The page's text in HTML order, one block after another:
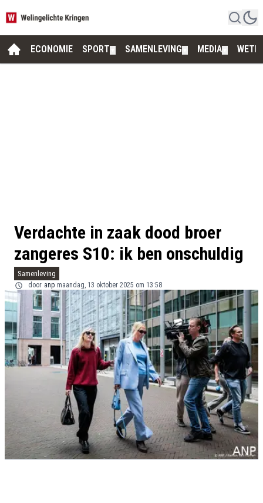
ECONOMIE SPORT SAMENLEVING MEDIA
Verdachte in zaak dood broer
zangeres S10: ik ben onschuldig
Samenleving
door anp maandag, 13 oktober 2025 om 13:58